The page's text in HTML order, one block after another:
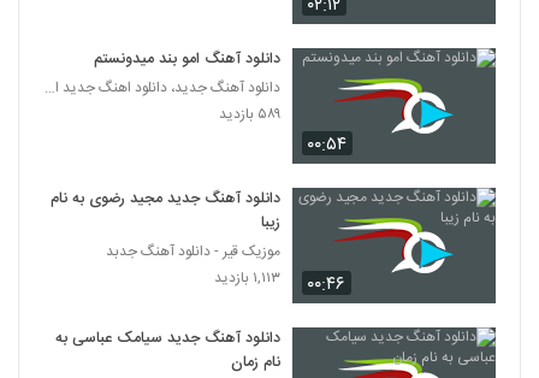
218
Vahid Anguti Darde Ziba
Shahram Far Leiyla
۴۰۴ بازدید
دانلود آهنگ ماه من از بابک ارجمند
221
آهنگ درویش از الیاس(پاپ)
۵۰۳ بازدید
۰۰:۵۴
دانلود آهنگ امو بند میدونستم
دانلود آهنگ جدید، دانلود اهنگ جدید ایرانی
۵۸۹ بازدید
۰۰:۴۶
دانلود آهنگ جدید مجید رضوی به نام
زیبا
موزیک قیر - دانلود آهنگ جدبد
۱,۱۱۳ بازدید
دانلود آهنگ جدید سیامک عباسی به
نام زمان